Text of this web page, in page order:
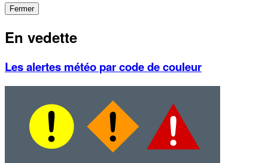
Fermer
En vedette
Les alertes météo par code de couleur